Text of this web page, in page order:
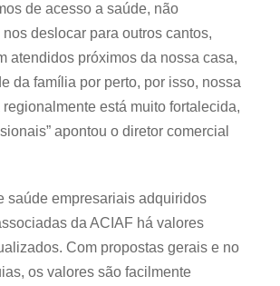
de acesso a saúde, não
deslocar para outros cantos,
atendidos próximos da nossa casa,
da família por perto, por isso, nossa
está muito fortalecida,
apontou o diretor comercial
saúde empresariais adquiridos
da ACIAF há valores
Com propostas gerais e no
os valores são facilmente